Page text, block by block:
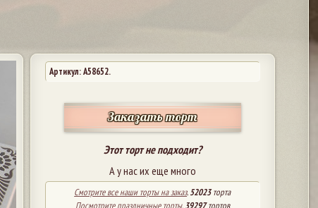
Артикул: A58652.
Заказать торт
Этот торт не подходит?
А у нас их еще много
Смотрите все наши торты на заказ.52023торта
Посмотрите праздничные торты.39297тортов